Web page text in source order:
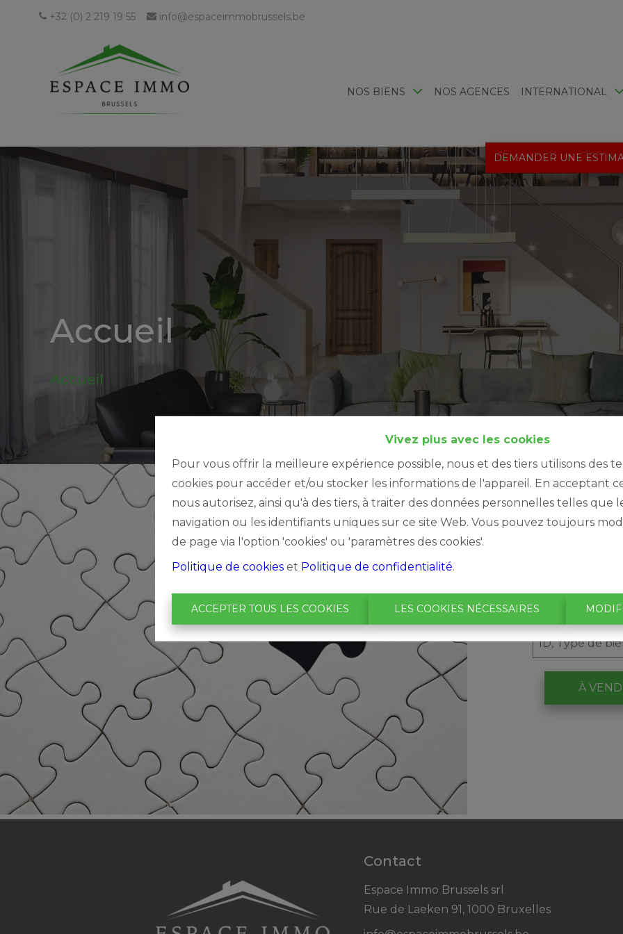
Vivez plus avec les cookies
Pour vous offrir la meilleure expérience possible, nous et des tiers utilisons des
cookies pour accéder et/ou stocker les informations de l'appareil. En acceptant
nous autorisez, ainsi qu'à des tiers, à traiter des données personnelles telles
navigation ou les identifiants uniques sur ce site Web. Vous pouvez toujours
de page via l'option 'cookies' ou 'paramètres des cookies'.
Politique de cookies et Politique de confidentialité.
ACCEPTER TOUS LES COOKIES LES COOKIES NÉCESSAIRES
+32 (0) 2 219 19 55 info@espaceimmobrussels.be
NOS BIENS NOS AGENCES INTERNATIONAL
DEMANDER UNE
nouveautes
Accueil
Accueil
Oups,
À
Contact
Espace Immo Brussels srl
Rue de Laeken 91, 1000 Bruxelles